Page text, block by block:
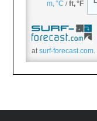
atsurf-forecast.com.